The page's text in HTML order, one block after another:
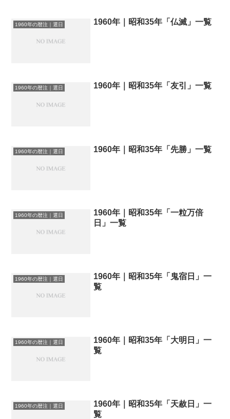
1960年の暦注｜選日 1960年｜昭和35年「仏滅」一覧
1960年の暦注｜選日 1960年｜昭和35年「友引」一覧
1960年の暦注｜選日 1960年｜昭和35年「先勝」一覧
1960年の暦注｜選日
1960年｜昭和35年「一粒万倍
日」一覧
1960年の暦注｜選日
1960年｜昭和35年「鬼宿日」一
覧
1960年の暦注｜選日
1960年｜昭和35年「大明日」一
覧
1960年の暦注｜選日
1960年｜昭和35年「天赦日」一
覧